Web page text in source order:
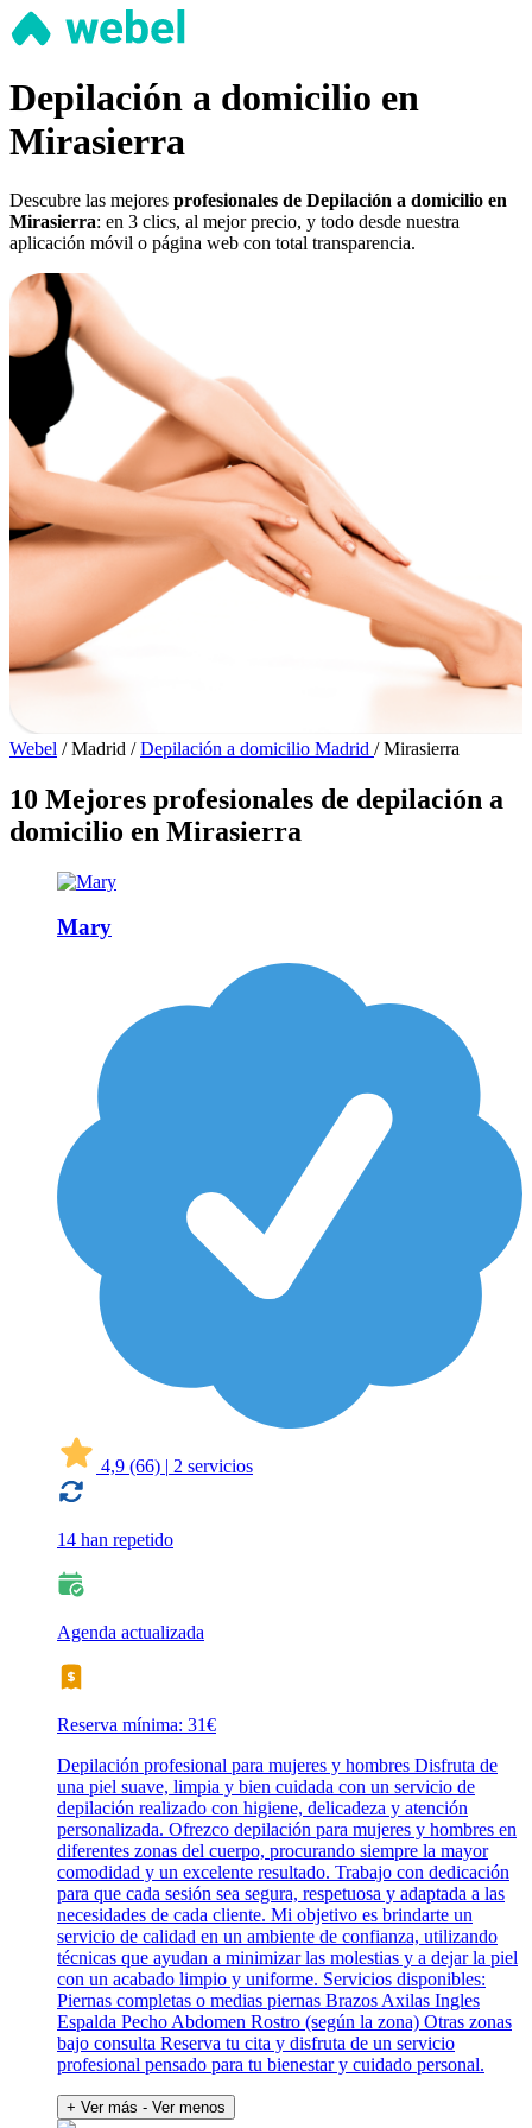
Depilación a domicilio en
Mirasierra
Descubre las mejores profesionales de Depilación a domicilio en
Mirasierra: en 3 clics, al mejor precio, y todo desde nuestra
aplicación móvil o página web con total transparencia.
Webel / Madrid / Depilación a domicilio Madrid / Mirasierra
10 Mejores profesionales de depilación a
domicilio en Mirasierra
Mary
4,9 (66) | 2 servicios
14 han repetido
Agenda actualizada
Reserva mínima: 31€
Depilación profesional para mujeres y hombres Disfruta de
una piel suave, limpia y bien cuidada con un servicio de
depilación realizado con higiene, delicadeza y atención
personalizada. Ofrezco depilación para mujeres y hombres en
diferentes zonas del cuerpo, procurando siempre la mayor
comodidad y un excelente resultado. Trabajo con dedicación
para que cada sesión sea segura, respetuosa y adaptada a las
necesidades de cada cliente. Mi objetivo es brindarte un
servicio de calidad en un ambiente de confianza, utilizando
técnicas que ayudan a minimizar las molestias y a dejar la piel
con un acabado limpio y uniforme. Servicios disponibles:
Piernas completas o medias piernas Brazos Axilas Ingles
Espalda Pecho Abdomen Rostro (según la zona) Otras zonas
bajo consulta Reserva tu cita y disfruta de un servicio
profesional pensado para tu bienestar y cuidado personal.
+ Ver más - Ver menos